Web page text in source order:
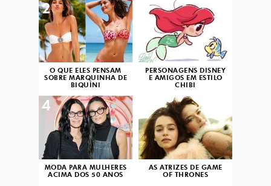
O QUE ELES PENSAM
SOBRE MARQUINHA DE
BIQUÍNI
2
PERSONAGENS DISNEY
E AMIGOS EM ESTILO
CHIBI
3
MODA PARA MULHERES
ACIMA DOS 50 ANOS
4
AS ATRIZES DE GAME
OF THRONES